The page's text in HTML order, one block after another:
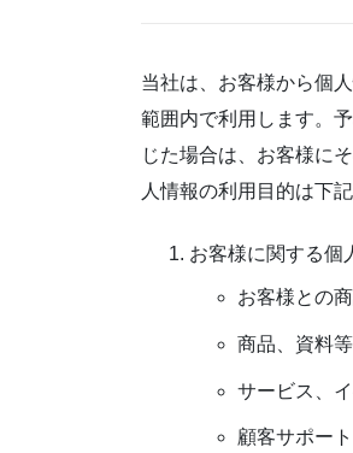
当社は、お客様から個
範囲内で利用します。
じた場合は、お客様に
人情報の利用目的は下
お客様に関する個
お客様との
商品、資料
サービス、
顧客サポー